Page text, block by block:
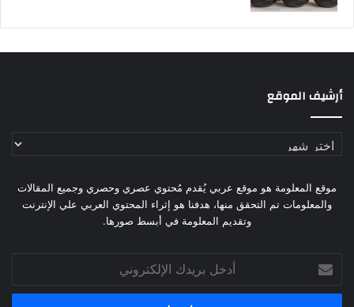
أرشيف الموقع
أرشيف
موقع المعلومة هو موقع عربي يُقدم مُحتوي عصري وحصري وجميع المقالات
والمعلومات تم التحقق منها، هدفنا هو إثراء المحتوي العربي علي الإنترنت
وتقديم المعلومة في أبسط صورها.
بريدك
الإلكتروني